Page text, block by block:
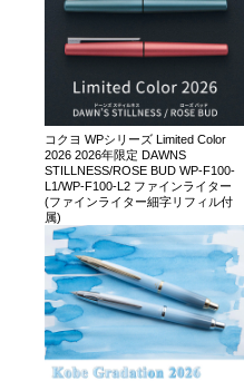
コクヨ WPシリーズ Limited Color
2026 2026年限定 DAWNS
STILLNESS/ROSE BUD WP-F100-
L1/WP-F100-L2 ファインライター
(ファインライター細字リフィル付
属)